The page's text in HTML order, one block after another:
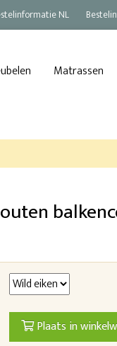
NL
Matrassen
Plaats in